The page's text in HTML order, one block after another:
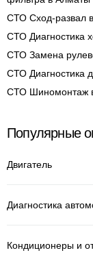
СТО Сход-развал
СТО Диагностика
СТО Замена
СТО Диагностика
СТО Шиномонтаж
Популярные
Двигатель
Диагностика
Кондиционеры и